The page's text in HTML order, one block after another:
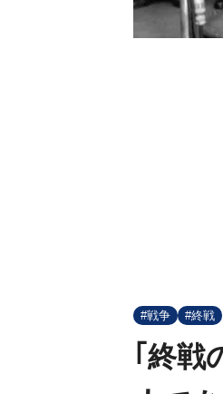
#戦争 #終戦
｢終戦